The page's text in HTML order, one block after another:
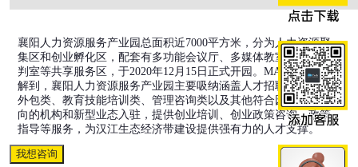
襄阳人力资源服务产业园总面积近7000平方米，分为人力资源聚
集区和创业孵化区，配套有多功能会议厅、多媒体教室、商务谈
判室等共享服务区，于2020年12月15日正式开园。MAGOO小编了
解到，襄阳人力资源服务产业园主要吸纳涵盖人才招聘类、服务
外包类、教育技能培训类、管理咨询类以及其他符合园区发展方
向的机构和新型业态入驻，提供创业培训、创业政策咨询、政策
指导等服务，为汉江生态经济带建设提供强有力的人才支撑。
我想咨询